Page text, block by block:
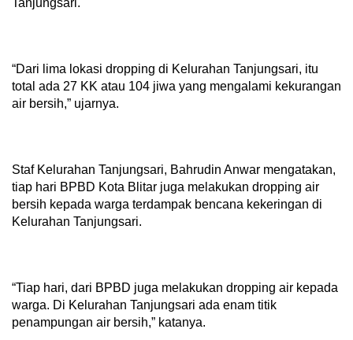
Tanjungsari.
“Dari lima lokasi dropping di Kelurahan Tanjungsari, itu
total ada 27 KK atau 104 jiwa yang mengalami kekurangan
air bersih,” ujarnya.
Staf Kelurahan Tanjungsari, Bahrudin Anwar mengatakan,
tiap hari BPBD Kota Blitar juga melakukan dropping air
bersih kepada warga terdampak bencana kekeringan di
Kelurahan Tanjungsari.
“Tiap hari, dari BPBD juga melakukan dropping air kepada
warga. Di Kelurahan Tanjungsari ada enam titik
penampungan air bersih,” katanya.